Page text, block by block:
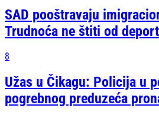
SAD pooštravaju
Trudnoća ne štiti od
8
Užas u Čikagu: Policija u
pogrebnog preduzeća